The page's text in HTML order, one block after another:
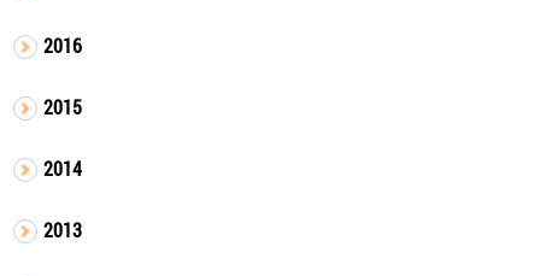
2016
2015
2014
2013